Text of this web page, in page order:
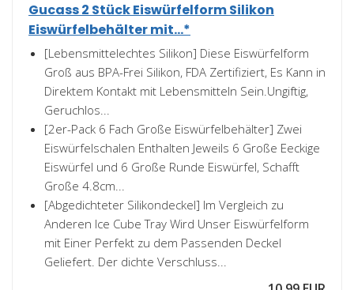
Gucass 2 Stück Eiswürfelform Silikon
Eiswürfelbehälter mit...*
[Lebensmittelechtes Silikon] Diese Eiswürfelform
Groß aus BPA-Frei Silikon, FDA Zertifiziert, Es Kann in
Direktem Kontakt mit Lebensmitteln Sein.Ungiftig,
Geruchlos...
[2er-Pack 6 Fach Große Eiswürfelbehälter] Zwei
Eiswürfelschalen Enthalten Jeweils 6 Große Eeckige
Eiswürfel und 6 Große Runde Eiswürfel, Schafft
Große 4.8cm...
[Abgedichteter Silikondeckel] Im Vergleich zu
Anderen Ice Cube Tray Wird Unser Eiswürfelform
mit Einer Perfekt zu dem Passenden Deckel
Geliefert. Der dichte Verschluss...